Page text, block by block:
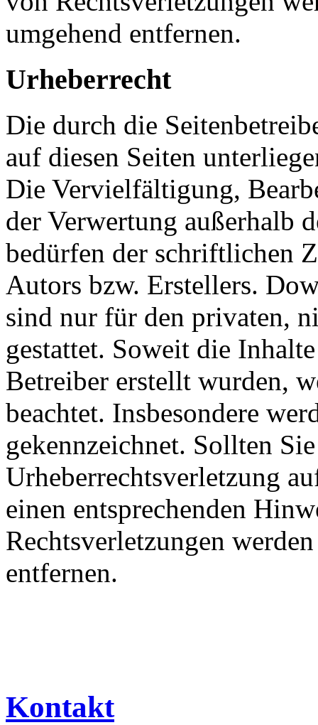
umgehend entfernen.
Urheberrecht
Die durch die
auf diesen Seiten
Die Vervielfältigung,
der Verwertung außerhalb
bedürfen der schriftlichen
Autors bzw. Erstellers.
sind nur für den privaten,
gestattet. Soweit die
Betreiber erstellt wurden,
beachtet. Insbesondere
gekennzeichnet. Sollten
Urheberrechtsverletzung
einen entsprechenden
Rechtsverletzungen
entfernen.
Kontakt